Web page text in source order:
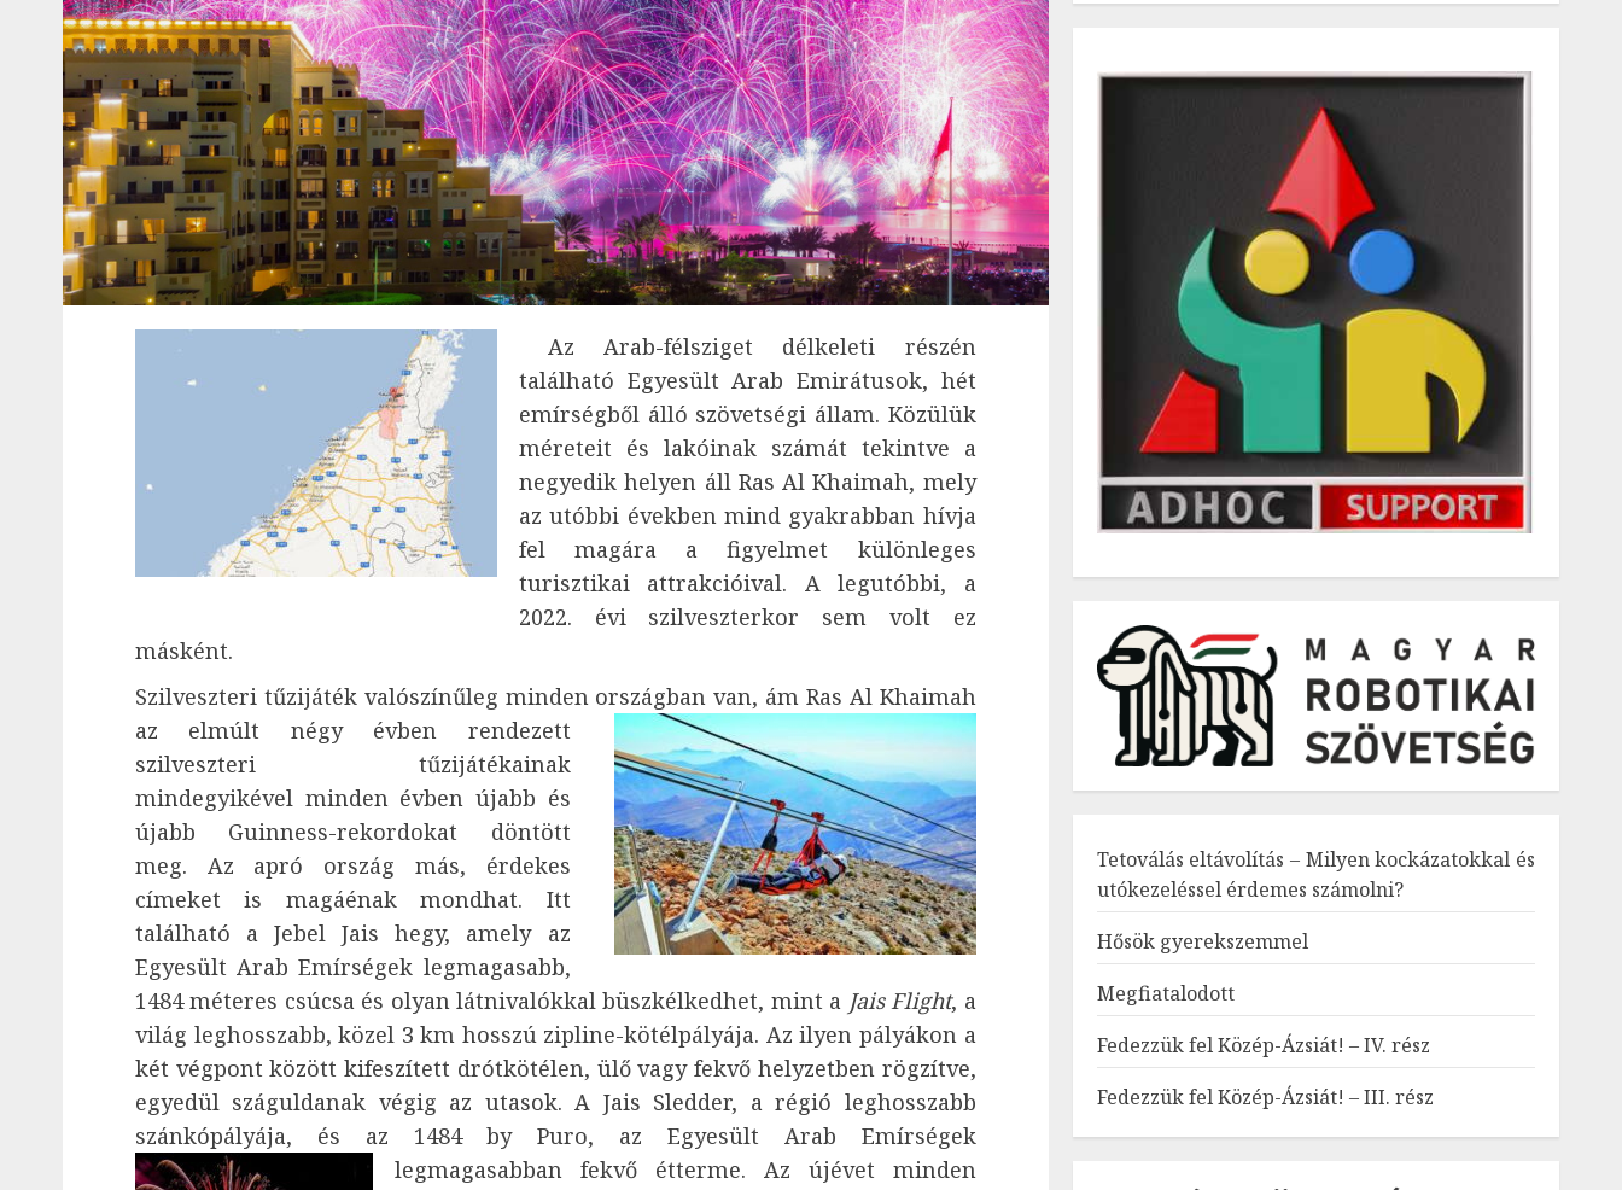
Az Arab-félsziget délkeleti részén
található Egyesült Arab Emirátusok, hét
emírségből álló szövetségi állam. Közülük
méreteit és lakóinak számát tekintve a
negyedik helyen áll Ras Al Khaimah, mely
az utóbbi években mind gyakrabban hívja
fel magára a figyelmet különleges
turisztikai attrakcióival. A legutóbbi, a
2022. évi szilveszterkor sem volt ez
másként.
Szilveszteri tűzijáték valószínűleg minden országban van, ám Ras Al Khaimah
az elmúlt négy évben rendezett
szilveszteri tűzijátékainak
mindegyikével minden évben újabb és
újabb Guinness-rekordokat döntött
meg. Az apró ország más, érdekes
címeket is magáénak mondhat. Itt
található a Jebel Jais hegy, amely az
Egyesült Arab Emírségek legmagasabb,
1484 méteres csúcsa és olyan látnivalókkal büszkélkedhet, mint a Jais Flight, a
világ leghosszabb, közel 3 km hosszú zipline-kötélpályája. Az ilyen pályákon a
két végpont között kifeszített drótkötélen, ülő vagy fekvő helyzetben rögzítve,
egyedül száguldanak végig az utasok. A Jais Sledder, a régió leghosszabb
szánkópályája, és az 1484 by Puro, az Egyesült Arab Emírségek
legmagasabban fekvő étterme. Az újévet minden
Tetoválás eltávolítás – Milyen kockázatokkal és
utókezeléssel érdemes számolni?
Hősök gyerekszemmel
Megfiatalodott
Fedezzük fel Közép-Ázsiát! – IV. rész
Fedezzük fel Közép-Ázsiát! – III. rész